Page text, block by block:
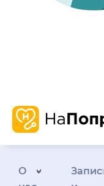
О
Запись